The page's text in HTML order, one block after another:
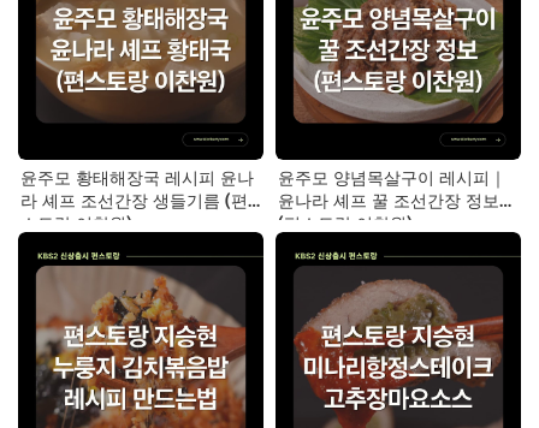
윤주모 황태해장국 레시피 윤나
라 셰프 조선간장 생들기름 (편
스토랑 이찬원)
윤주모 양념목살구이 레시피｜
윤나라 셰프 꿀 조선간장 정보
(편스토랑 이찬원)